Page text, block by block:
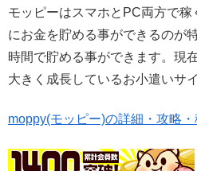
モッピーはスマホとPC両方で
にお金を貯める事ができるのが
時間で貯める事ができます。現
大きく成長しているお小遣いサ
moppy(モッピー)の詳細・攻略